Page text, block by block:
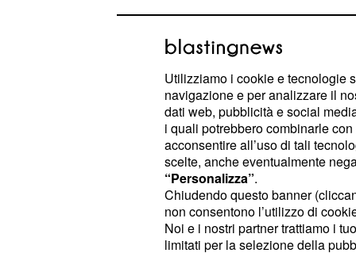
La risposta arriverà nelle
Canale 5 in uno o più giorni della
ancora da definire.
Trame turche
finisce in prigione
Fabbri, ormai conscio del fatto di
Utilizziamo i cookie e tecnologie
navigazione e per analizzare il
dati web, pubblicità e social
i quali potrebbero combinarle
acconsentire all’uso di tali
scelte, anche eventualmente
“Personalizza”.
Chiudendo questo banner
non consentono l’utilizzo di
Noi e i nostri partner trattiamo i
limitati per la selezione della